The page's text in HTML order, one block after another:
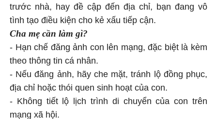
trước nhà, hay đề cập đến địa chỉ, bạn đang vô
tình tạo điều kiện cho kẻ xấu tiếp cận.
Cha mẹ cần làm gì?
- Hạn chế đăng ảnh con lên mạng, đặc biệt là kèm
theo thông tin cá nhân.
- Nếu đăng ảnh, hãy che mặt, tránh lộ đồng phục,
địa chỉ hoặc thói quen sinh hoạt của con.
- Không tiết lộ lịch trình di chuyển của con trên
mạng xã hội.